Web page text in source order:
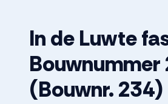
In de Luwte
Bouwnummer
(Bouwnr. 234)